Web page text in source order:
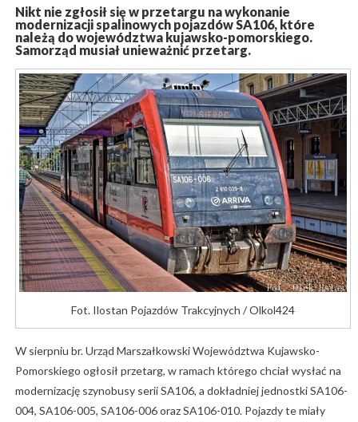
Nikt nie zgłosił się w przetargu na wykonanie
modernizacji spalinowych pojazdów SA106, które
należą do województwa kujawsko-pomorskiego.
Samorząd musiał unieważnić przetarg.
Fot. Ilostan Pojazdów Trakcyjnych / Olkol424
W sierpniu br. Urząd Marszałkowski Województwa Kujawsko-
Pomorskiego ogłosił przetarg, w ramach którego chciał wysłać na
modernizację szynobusy serii SA106, a dokładniej jednostki SA106-
004, SA106-005, SA106-006 oraz SA106-010. Pojazdy te miały